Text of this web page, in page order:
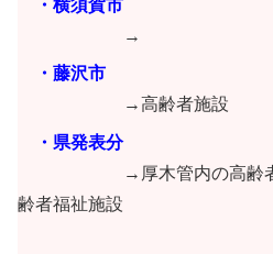
・横須賀市
→
・藤沢市
→高齢者施設
・県発表分
→厚木管内の高齢者福
齢者福祉施設